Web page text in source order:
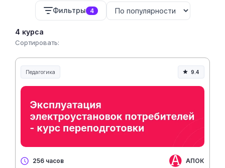
ценами от 39 910 до 54 980 ₽, где учат реальным
правилам технической эксплуатации и
безопасности.
Фильтры 4
4 курса
Сортировать:
Педагогика
Образование и педагогика
9.4
256 часов АПОК